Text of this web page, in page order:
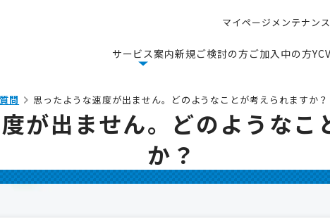
マイページ メ ンテナ ン ス
サービ ス案内
ビス
新規ご検討の方ご加入 中の方YCV
問 思ったような速度が出ません。どのようなことが考えられますか？
が出ません。どのようなこ
か？